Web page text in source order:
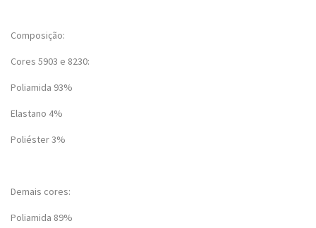
Composição:
Cores 5903 e 8230:
Poliamida 93%
Elastano 4%
Poliéster 3%
Demais cores:
Poliamida 89%